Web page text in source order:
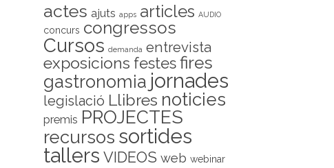
actes ajuts apps articles AUDIO
concurs congressos
Cursos demanda entrevista
exposicions festes fires
gastronomia jornades
legislació Llibres noticies
premis PROJECTES
recursos sortides
tallers VIDEOS web webinar